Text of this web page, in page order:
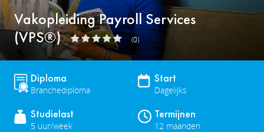
Vakopleiding Payroll Services
(VPS®)
(0)
Diploma
Branchediploma
Start
Dagelijks
Studielast
5 uur/week
Termijnen
12 maanden